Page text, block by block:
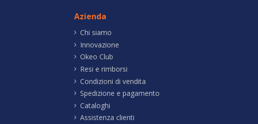
Azienda
Chi siamo
Innovazione
Okeo Club
Resi e rimborsi
Condizioni di vendita
Spedizione e pagamento
Cataloghi
Assistenza clienti